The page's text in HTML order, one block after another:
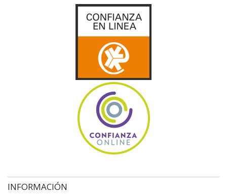
INFORMACIÓN